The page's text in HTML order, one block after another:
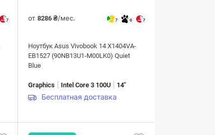
7 от8286 ₴/мес. 7 6 7
Ноутбук Asus Vivobook 14 X1404VA-
EB1527 (90NB13U1-M00LK0) Quiet
Blue
Graphics Intel Core 3 100U 14"
Бесплатная доставка